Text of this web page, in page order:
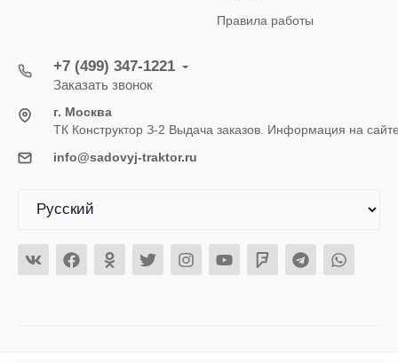
Правила работы
+7 (499) 347-1221
Заказать звонок
г. Москва
ТК Конструктор З-2 Выдача заказов. Информация на
info@sadovyj-traktor.ru